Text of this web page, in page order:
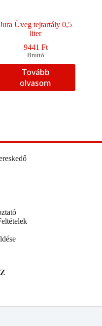
Jura Üveg tejtartály 0,5
liter
9441 Ft
Bruttó
Tovább
olvasom